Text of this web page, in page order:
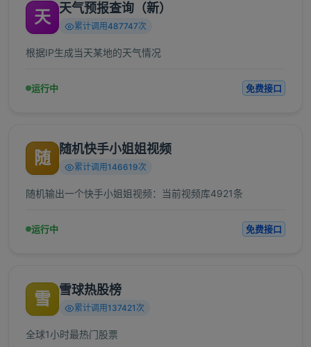
天 天气预报查询（新）
累计调用487747次
根据IP生成当天某地的天气情况
运行中 免费接口
随 随机快手小姐姐视频
累计调用146619次
随机输出一个快手小姐姐视频：当前视频库4921条
运行中 免费接口
雪 雪球热股榜
累计调用137421次
全球1小时最热门股票